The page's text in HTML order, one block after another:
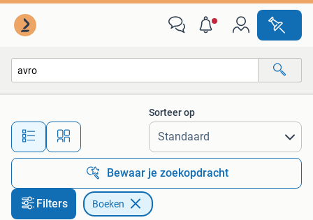
Alle afstanden…
Sorteer op
Bewaar je zoekopdracht
Filters Boeken